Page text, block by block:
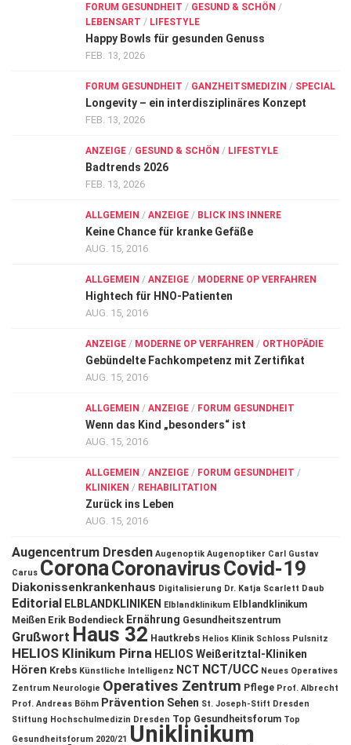
FORUM GESUNDHEIT / GESUND & SCHÖN /
LEBENSART / LIFESTYLE
Happy Bowls für gesunden Genuss
FEB. 13, 2026
FORUM GESUNDHEIT / GANZHEITSMEDIZIN / SPECIAL
Longevity – ein interdisziplinäres Konzept
FEB. 13, 2026
ANZEIGE / GESUND & SCHÖN / LIFESTYLE
Badtrends 2026
FEB. 13, 2026
ALLGEMEIN / ANZEIGE / BLICK INS INNERE
Keine Chance für kranke Gefäße
AUG. 15, 2016
ALLGEMEIN / ANZEIGE / MODERNE OP VERFAHREN
Hightech für HNO-Patienten
AUG. 15, 2016
ANZEIGE / MODERNE OP VERFAHREN / ORTHOPÄDIE
Gebündelte Fachkompetenz mit Zertifikat
AUG. 15, 2016
ALLGEMEIN / ANZEIGE / FORUM GESUNDHEIT
Wenn das Kind „besonders“ ist
AUG. 15, 2016
ALLGEMEIN / ANZEIGE / FORUM GESUNDHEIT /
KLINIKEN / REHABILITATION
Zurück ins Leben
AUG. 15, 2016
Augencentrum Dresden Augenoptik Augenoptiker Carl Gustav
Carus CoronaCoronavirusCovid-19
Diakonissenkrankenhaus Digitalisierung Dr. Katja Scarlett Daub
Editorial ELBLANDKLINIKEN Elblandklinikum Elblandklinikum
Meißen Erik Bodendieck Ernährung Gesundheitszentrum
Grußwort Haus 32 Hautkrebs Helios Klinik Schloss Pulsnitz
HELIOS Klinikum Pirna HELIOS Weißeritztal-Kliniken
Hören Krebs Künstliche Intelligenz NCT NCT/UCC Neues Operatives
Zentrum Neurologie Operatives Zentrum Pflege Prof. Albrecht
Prof. Andreas Böhm Prävention Sehen St. Joseph-Stift Dresden
Stiftung Hochschulmedizin Dresden Top Gesundheitsforum Top
Gesundheitsforum 2020/21 Uniklinikum